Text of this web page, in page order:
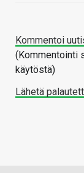
Kommentoi
(Kommentointi
käytöstä)
Lähetä